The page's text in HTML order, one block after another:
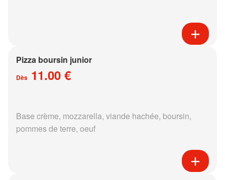
Pizza boursin junior
Dès 11.00 €
Base crème, mozzarella, viande hachée, boursin,
pommes de terre, oeuf